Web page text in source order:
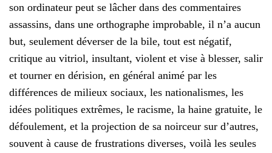
son ordinateur peut se lâcher dans des commentaires
assassins, dans une orthographe improbable, il n’a aucun
but, seulement déverser de la bile, tout est négatif,
critique au vitriol, insultant, violent et vise à blesser, salir
et tourner en dérision, en général animé par les
différences de milieux sociaux, les nationalismes, les
idées politiques extrêmes, le racisme, la haine gratuite, le
défoulement, et la projection de sa noirceur sur d’autres,
souvent à cause de frustrations diverses, voilà les seules